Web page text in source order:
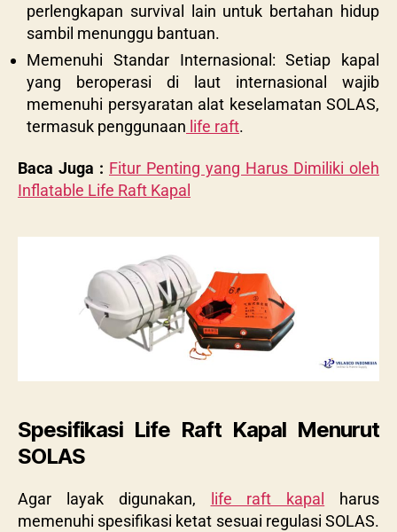
perlengkapan survival lain untuk bertahan hidup
sambil menunggu bantuan.
Memenuhi Standar Internasional: Setiap kapal
yang beroperasi di laut internasional wajib
memenuhi persyaratan alat keselamatan SOLAS,
termasuk penggunaan life raft.
Baca Juga : Fitur Penting yang Harus Dimiliki oleh
Inflatable Life Raft Kapal
Spesifikasi Life Raft Kapal Menurut
SOLAS
Agar layak digunakan, life raft kapal
harus
memenuhi spesifikasi ketat sesuai regulasi SOLAS.